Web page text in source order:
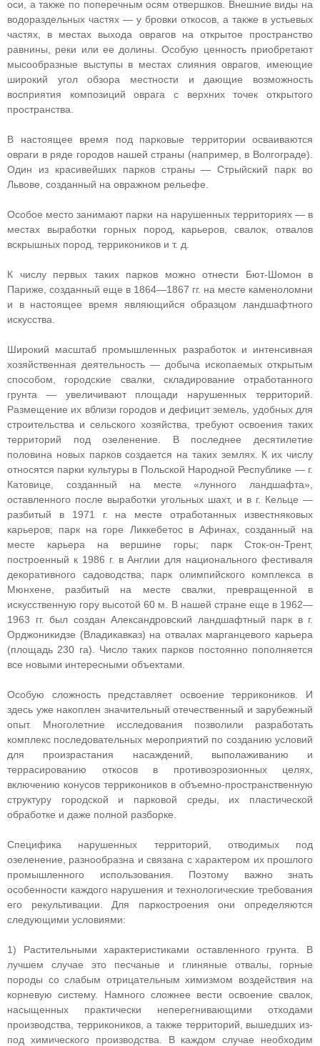
оси, а также по поперечным осям отвершков. Внешние виды на
водораздельных частях — у бровки откосов, а также в устьевых
частях, в местах выхода оврагов на открытое пространство
равнины, реки или ее долины. Особую ценность приобретают
мысообразные выступы в местах слияния оврагов, имеющие
широкий угол обзора местности и дающие возможность
восприятия композиций оврага с верхних точек открытого
пространства.
В настоящее время под парковые территории осваиваются
овраги в ряде городов нашей страны (например, в Волгограде).
Один из красивейших парков страны — Стрыйский парк во
Львове, созданный на овражном рельефе.
Особое место занимают парки на нарушенных территориях — в
местах выработки горных пород, карьеров, свалок, отвалов
вскрышных пород, террикоников и т. д.
К числу первых таких парков можно отнести Бют-Шомон в
Париже, созданный еще в 1864—1867 гг. на месте каменоломни
и в настоящее время являющийся образцом ландшафтного
искусства.
Широкий масштаб промышленных разработок и интенсивная
хозяйственная деятельность — добыча ископаемых открытым
способом, городские свалки, складирование отработанного
грунта — увеличивают площади нарушенных территорий.
Размещение их вблизи городов и дефицит земель, удобных для
строительства и сельского хозяйства, требуют освоения таких
территорий под озеленение. В последнее десятилетие
половина новых парков создается на таких землях. К их числу
относятся парки культуры в Польской Народной Республике — г.
Катовице, созданный на месте «лунного ландшафта»,
оставленного после выработки угольных шахт, и в г. Кельце —
разбитый в 1971 г. на месте отработанных известняковых
карьеров; парк на горе Ликкебетос в Афинах, созданный на
месте карьера на вершине горы; парк Сток-он-Трент,
построенный к 1986 г. в Англии для национального фестиваля
декоративного садоводства; парк олимпийского комплекса в
Мюнхене, разбитый на месте свалки, превращенной в
искусственную гору высотой 60 м. В нашей стране еще в 1962—
1963 гг. был создан Александровский ландшафтный парк в г.
Орджоникидзе (Владикавказ) на отвалах марганцевого карьера
(площадь 230 га). Число таких парков постоянно пополняется
все новыми интересными объектами.
Особую сложность представляет освоение террикоников. И
здесь уже накоплен значительный отечественный и зарубежный
опыт. Многолетние исследования позволили разработать
комплекс последовательных мероприятий по созданию условий
для произрастания насаждений, выполаживанию и
террасированию откосов в противоэрозионных целях,
включению конусов террикоников в объемно-пространственную
структуру городской и парковой среды, их пластической
обработке и даже полной разборке.
Специфика нарушенных территорий, отводимых под
озеленение, разнообразна и связана с характером их прошлого
промышленного использования. Поэтому важно знать
особенности каждого нарушения и технологические требования
его рекультивации. Для паркостроения они определяются
следующими условиями:
1) Растительными характеристиками оставленного грунта. В
лучшем случае это песчаные и глиняные отвалы, горные
породы со слабым отрицательным химизмом воздействия на
корневую систему. Намного сложнее вести освоение свалок,
насыщенных практически неперегнивающими отходами
производства, террикоников, а также территорий, вышедших из-
под химического производства. В каждом случае необходим